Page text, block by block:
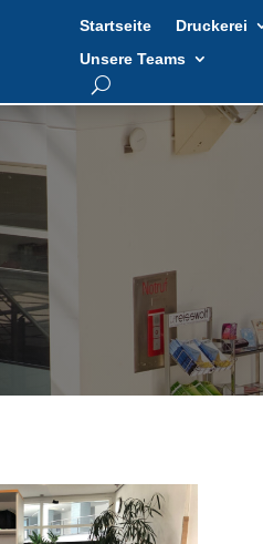
Startseite Druckerei
Unsere Teams